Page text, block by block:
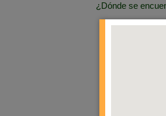
¿Dónde se